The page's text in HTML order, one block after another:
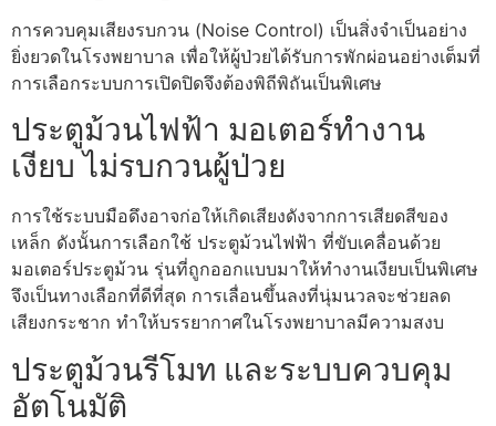
การควบคุมเสียงรบกวน (Noise Control) เป็นสิ่งจำเป็นอย่าง
ยิ่งยวดในโรงพยาบาล เพื่อให้ผู้ป่วยได้รับการพักผ่อนอย่างเต็มที่
การเลือกระบบการเปิดปิดจึงต้องพิถีพิถันเป็นพิเศษ
ประตูม้วนไฟฟ้า มอเตอร์ทำงาน
เงียบ ไม่รบกวนผู้ป่วย
การใช้ระบบมือดึงอาจก่อให้เกิดเสียงดังจากการเสียดสีของ
เหล็ก ดังนั้นการเลือกใช้ ประตูม้วนไฟฟ้า ที่ขับเคลื่อนด้วย
มอเตอร์ประตูม้วน รุ่นที่ถูกออกแบบมาให้ทำงานเงียบเป็นพิเศษ
จึงเป็นทางเลือกที่ดีที่สุด การเลื่อนขึ้นลงที่นุ่มนวลจะช่วยลด
เสียงกระชาก ทำให้บรรยากาศในโรงพยาบาลมีความสงบ
ประตูม้วนรีโมท และระบบควบคุม
อัตโนมัติ